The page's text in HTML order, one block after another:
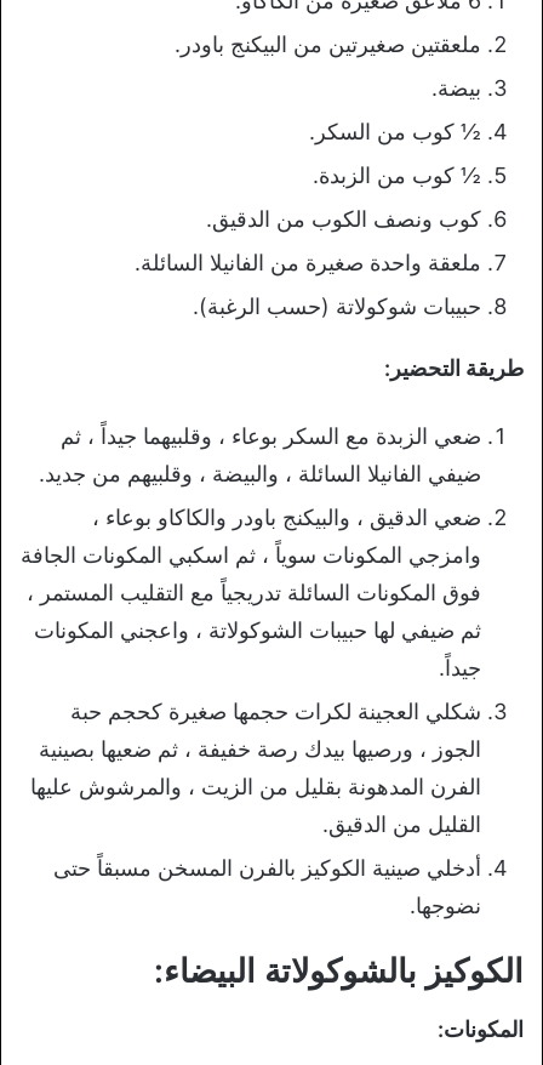
ملعقتين صغيرتين من البيكنج باودر.
بيضة.
½ كوب من السكر.
½ كوب من الزبدة.
كوب ونصف الكوب من الدقيق.
ملعقة واحدة صغيرة من الفانيلا السائلة.
حبيبات شوكولاتة (حسب الرغبة).
طريقة التحضير:
ضعي الزبدة مع السكر بوعاء ، وقلبيهما جيداً ، ثم
ضيفي الفانيلا السائلة ، والبيضة ، وقلبيهم من جديد.
ضعي الدقيق ، والبيكنج باودر والكاكاو بوعاء ،
وامزجي المكونات سوياً ، ثم اسكبي المكونات الجافة
فوق المكونات السائلة تدريجياً مع التقليب المستمر ،
ثم ضيفي لها حبيبات الشوكولاتة ، واعجني المكونات
جيداً.
شكلي العجينة لكرات حجمها صغيرة كحجم حبة
الجوز ، ورصيها بيدك رصة خفيفة ، ثم ضعيها بصينية
الفرن المدهونة بقليل من الزيت ، والمرشوش عليها
القليل من الدقيق.
أدخلي صينية الكوكيز بالفرن المسخن مسبقاً حتى
نضوجها.
الكوكيز بالشوكولاتة البيضاء:
المكونات: